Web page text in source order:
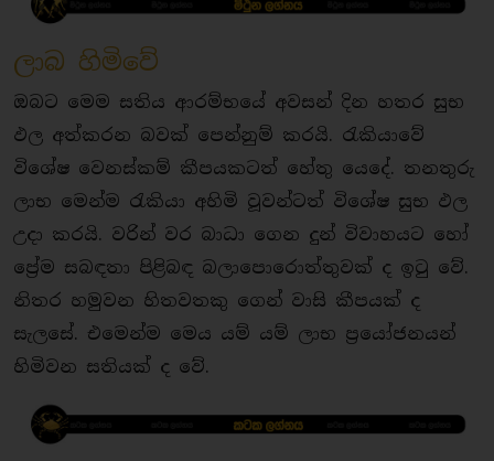
ලාබ හිමිවේ
ඔබට මෙම සතිය ආරම්භයේ අවසන් දින හතර සුභ
ඵල අත්කරන බවක් පෙන්නුම් කරයි. රැකියාවේ
විශේෂ වෙනස්කම් කීපයකටත් හේතු යෙදේ. තනතුරු
ලාභ මෙන්ම රැකියා අහිමි වූවන්ටත් විශේෂ සුභ ඵල
උදා කරයි. වරින් වර බාධා ගෙන දුන් විවාහයට හෝ
ප්‍රේම සබඳතා පිළිබඳ බලාපොරොත්තුවක් ද ඉටු වේ.
නිතර හමුවන හිතවතකු ගෙන් වාසි කීපයක් ද
සැලසේ. එමෙන්ම මෙය යම් යම් ලාභ ප්‍රයෝජනයන්
හිමිවන සතියක් ද වේ.